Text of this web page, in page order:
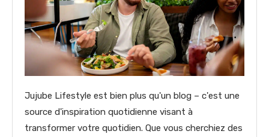
Jujube Lifestyle est bien plus qu'un blog – c'est une
source d'inspiration quotidienne visant à
transformer votre quotidien. Que vous cherchiez des